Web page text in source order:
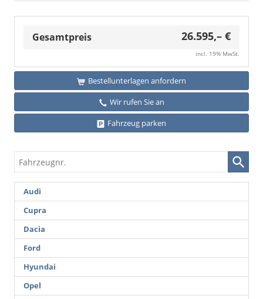
Gesamtpreis 26.595,– €
incl. 19% MwSt.
Bestellunterlagen anfordern
Wir rufen Sie an
Fahrzeug parken
Fahrzeugnr.
Audi
Cupra
Dacia
Ford
Hyundai
Opel